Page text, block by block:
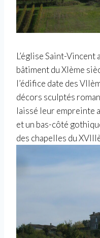
L’église Saint-Vincent
bâtiment du XIème
l’édifice date des
décors sculptés
laissé leur empreinte
et un bas-côté
des chapelles du